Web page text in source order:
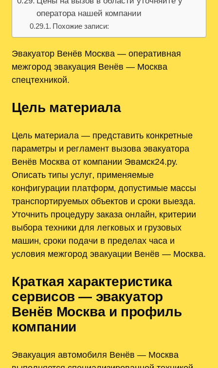
оператора нашей компании
Похожие записи:
Эвакуатор Венёв Москва — оперативная
межгород эвакуация Венёв — Москва
спецтехникой.
Цель материала
Цель материала — представить конкретные
параметры и регламент вызова эвакуатора
Венёв Москва от компании Эвамск24.ру.
Описать типы услуг‚ применяемые
конфигурации платформ‚ допустимые массы
транспортируемых объектов и сроки выезда.
Уточнить процедуру заказа онлайн‚ критерии
выбора техники для легковых и грузовых
машин‚ сроки подачи в пределах часа и
условия межгород эвакуации Венёв — Москва.
Краткая характеристика
сервисов — эвакуатор
Венёв Москва и профиль
компании
Эвакуация автомобиля Венёв — Москва